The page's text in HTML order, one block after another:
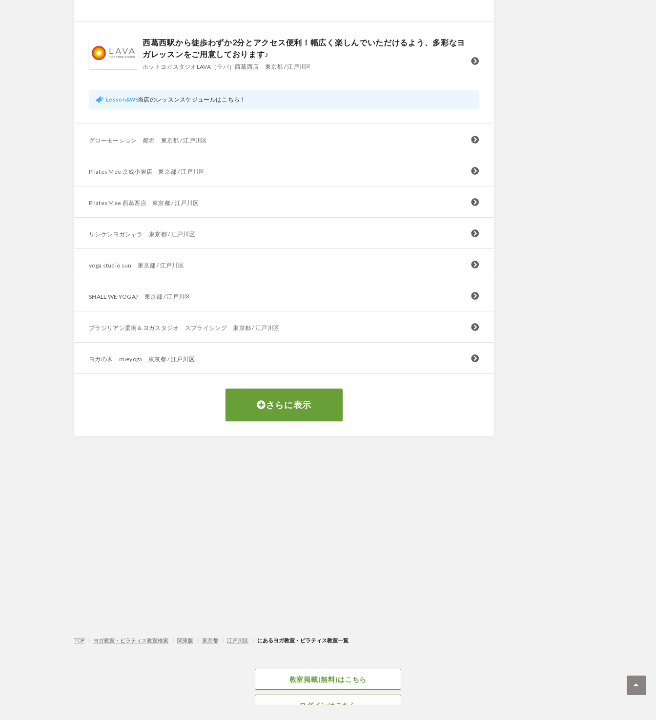
西葛西駅から徒歩わずか2分とアクセス便利！幅広く楽しんでいただけるよう、多彩なヨ
ガレッスンをご用意しております♪
ホットヨガスタジオLAVA（ラバ）西葛西店 東京都 / 江戸川区
Lesson&WS当店のレッスンスケジュールはこちら！
グローモーション 船堀 東京都 / 江戸川区
Pilates Mee 京成小岩店 東京都 / 江戸川区
Pilates Mee 西葛西店 東京都 / 江戸川区
リシケシヨガシャラ 東京都 / 江戸川区
yoga studio sun 東京都 / 江戸川区
SHALL WE YOGA? 東京都 / 江戸川区
ブラジリアン柔術＆ヨガスタジオ スプライシング 東京都 / 江戸川区
ヨガの木 mieyoga 東京都 / 江戸川区
さらに表示
TOP 〉 ヨガ教室・ピラティス教室検索 〉 関東版 〉 東京都 〉 江戸川区 〉 にあるヨガ教室・ピラティス教室一覧
教室掲載(無料)はこちら
ログインはこちら